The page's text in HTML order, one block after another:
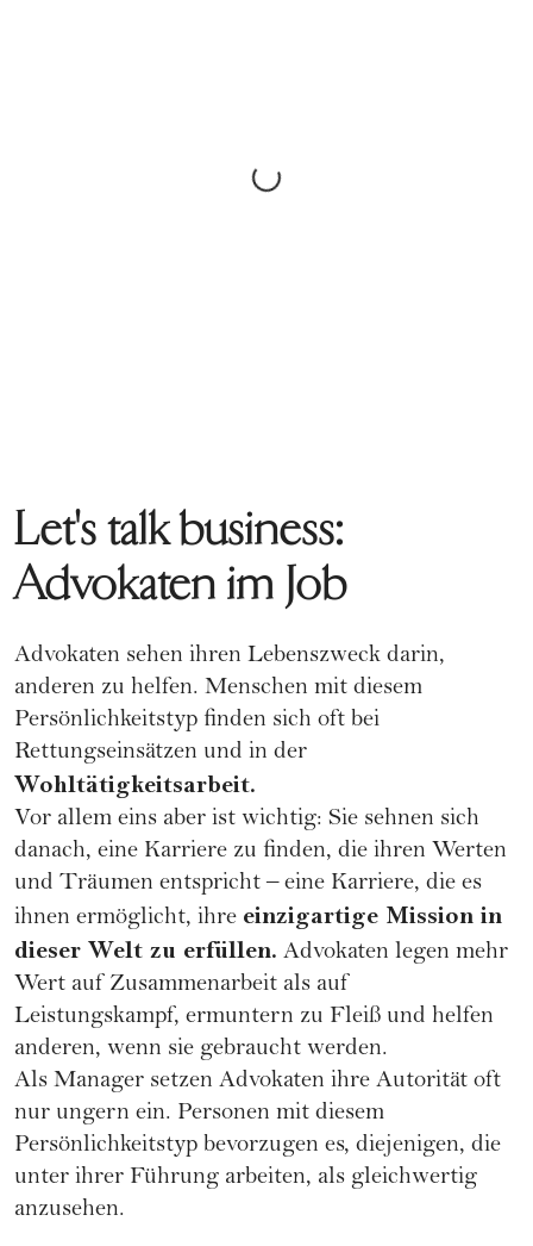
Let's talk business:
Advokaten im Job
Advokaten sehen ihren Lebenszweck darin,
anderen zu helfen. Menschen mit diesem
Persönlichkeitstyp finden sich oft bei
Rettungseinsätzen und in der
Wohltätigkeitsarbeit.
Vor allem eins aber ist wichtig: Sie sehnen sich
danach, eine Karriere zu finden, die ihren Werten
und Träumen entspricht – eine Karriere, die es
ihnen ermöglicht, ihre einzigartige Mission in
dieser Welt zu erfüllen. Advokaten legen mehr
Wert auf Zusammenarbeit als auf
Leistungskampf, ermuntern zu Fleiß und helfen
anderen, wenn sie gebraucht werden.
Als Manager setzen Advokaten ihre Autorität oft
nur ungern ein. Personen mit diesem
Persönlichkeitstyp bevorzugen es, diejenigen, die
unter ihrer Führung arbeiten, als gleichwertig
anzusehen.